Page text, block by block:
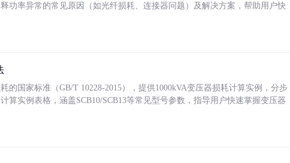
功率异常的常见原因（如光纤损耗、连接器问题）及解决方案，帮助用户快
的国家标准（GB/T 10228-2015），提供1000kVA变压器损耗计算实例，分步
算实例表格，涵盖SCB10/SCB13等常见型号参数，指导用户快速掌握变压器